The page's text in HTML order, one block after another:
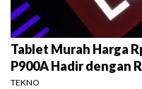
Tablet Murah Harga
P900A Hadir dengan
TEKNO